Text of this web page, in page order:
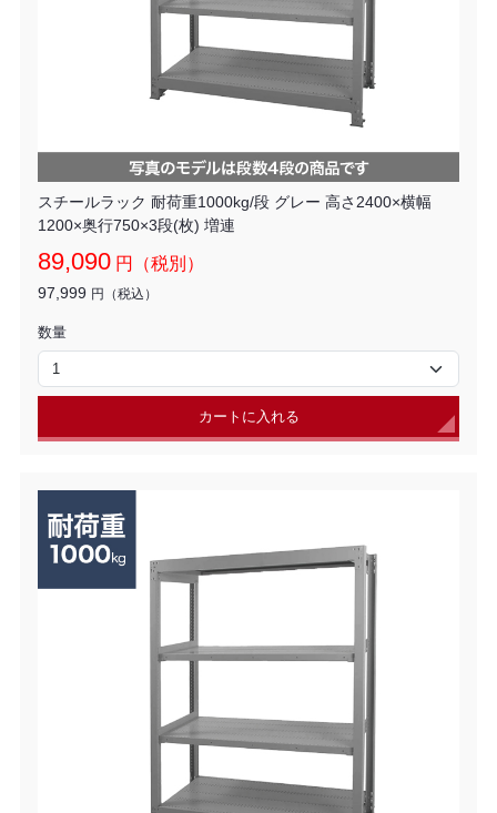
スチールラック 耐荷重1000kg/段 グレー 高さ2400×横幅
1200×奥行750×3段(枚) 増連
89,090 円（税別）
97,999 円（税込）
数量
カートに入れる